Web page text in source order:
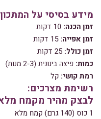
מידע בסיסי על המתכון
זמן הכנה:
זמן אפייה:
זמן כולל:
כמות: פיצה בינונית (2-3 מנות)
רמת קושי: קל
רשימת מצרכים:
לבצק מהיר מקמח
1 כוס (140 גרם) קמח מלא